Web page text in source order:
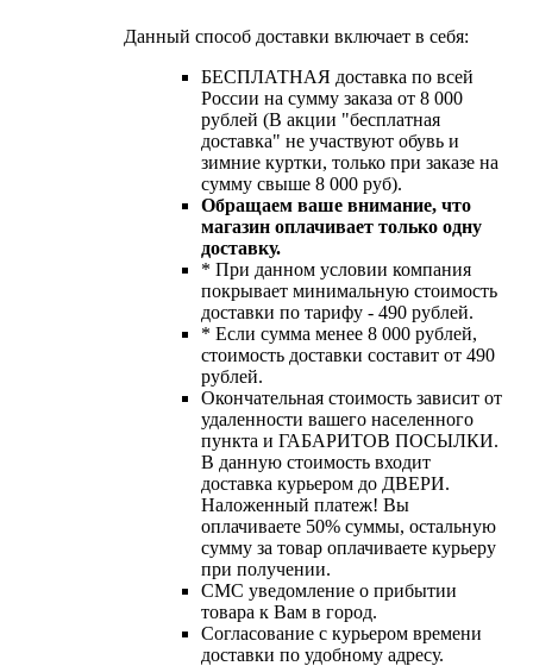
Данный способ доставки включает в себя:
БЕСПЛАТНАЯ доставка по всей
России на сумму заказа от 8 000
рублей (В акции "бесплатная
доставка" не участвуют обувь и
зимние куртки, только при заказе на
сумму свыше 8 000 руб).
Обращаем ваше внимание, что
магазин оплачивает только одну
доставку.
* При данном условии компания
покрывает минимальную стоимость
доставки по тарифу - 490 рублей.
* Если сумма менее 8 000 рублей,
стоимость доставки составит от 490
рублей.
Окончательная стоимость зависит от
удаленности вашего населенного
пункта и ГАБАРИТОВ ПОСЫЛКИ.
В данную стоимость входит
доставка курьером до ДВЕРИ.
Наложенный платеж! Вы
оплачиваете 50% суммы, остальную
сумму за товар оплачиваете курьеру
при получении.
СМС уведомление о прибытии
товара к Вам в город.
Согласование с курьером времени
доставки по удобному адресу.